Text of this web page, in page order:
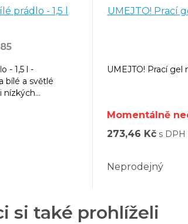
prádlo - 1,5 l
- 1,5 l -
bílé a světlé
nízkých
UMEJTO! Prací
UMEJTO! Prací gel
Momentálně
273,46 Kč s DPH
Neprodejný
si také prohlíželi